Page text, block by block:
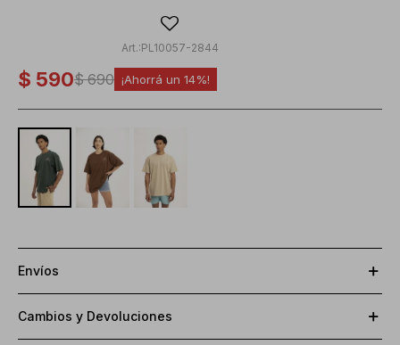
PL10057-2844
$ 590$ 690 14
Envíos
Cambios y Devoluciones